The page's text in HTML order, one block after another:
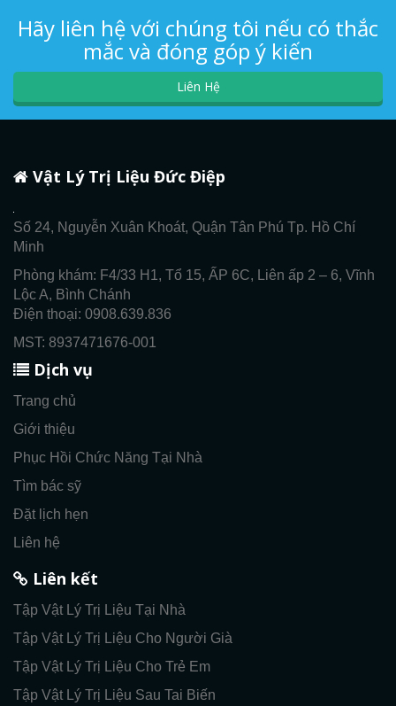
Hãy liên hệ với chúng tôi nếu có thắc
mắc và đóng góp ý kiến
Liên Hệ
Vật Lý Trị Liệu Đức Điệp
Số 24, Nguyễn Xuân Khoát, Quận Tân Phú Tp. Hồ Chí
Minh
Phòng khám: F4/33 H1, Tổ 15, ẤP 6C, Liên ấp 2 – 6, Vĩnh
Lộc A, Bình Chánh
Điện thoại: 0908.639.836
MST: 8937471676-001
Dịch vụ
Trang chủ
Giới thiệu
Phục Hồi Chức Năng Tại Nhà
Tìm bác sỹ
Đặt lịch hẹn
Liên hệ
Liên kết
Tập Vật Lý Trị Liệu Tại Nhà
Tập Vật Lý Trị Liệu Cho Người Già
Tập Vật Lý Trị Liệu Cho Trẻ Em
Tập Vật Lý Trị Liệu Sau Tai Biến